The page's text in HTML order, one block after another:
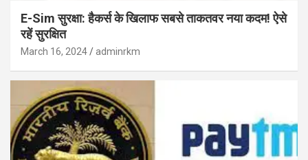
E-Sim सुरक्षा: हैकर्स के खिलाफ सबसे ताकतवर नया कदम! ऐसे
रहें सुरक्षित
March 16, 2024 adminrkm